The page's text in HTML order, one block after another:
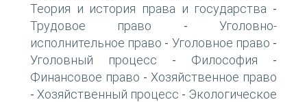
Теория и история права и государства -
Трудовое право -Уголовно-
исполнительное право - Уголовное право -
Уголовный процесс - Философия -
Финансовое право - Хозяйственное право
- Хозяйственный процесс - Экологическое